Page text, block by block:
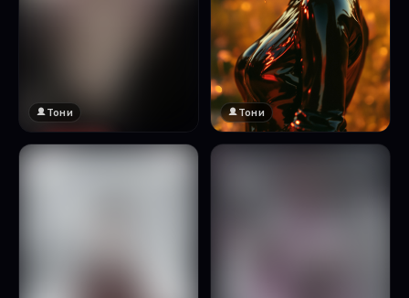
🔞 18+
Тони Тони